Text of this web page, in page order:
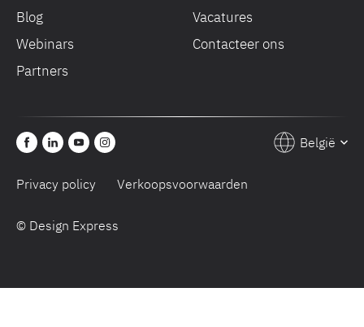
Blog
Webinars
Partners
Vacatures
Contacteer ons
© Design Express
Privacy policy Verkoopsvoorwaarden
België